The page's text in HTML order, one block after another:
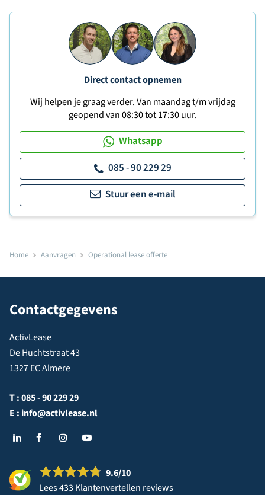
Direct contact opnemen
Wij helpen je graag verder. Van maandag t/m vrijdag
geopend van 08:30 tot 17:30 uur.
Whatsapp
085 - 90 229 29
Stuur een e-mail
Home Aanvragen Operational lease offerte
Contactgegevens
ActivLease
De Huchtstraat 43
1327 EC Almere
T :085 - 90 229 29
E : info@activlease.nl
9.6/10
Lees 433 Klantenvertellen reviews